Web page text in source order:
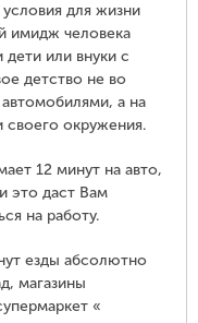
для жизни
имидж человека
или внуки с
детство не во
а на
своего окружения.
12 минут на авто,
это даст Вам
на работу.
езды абсолютно
магазины
«